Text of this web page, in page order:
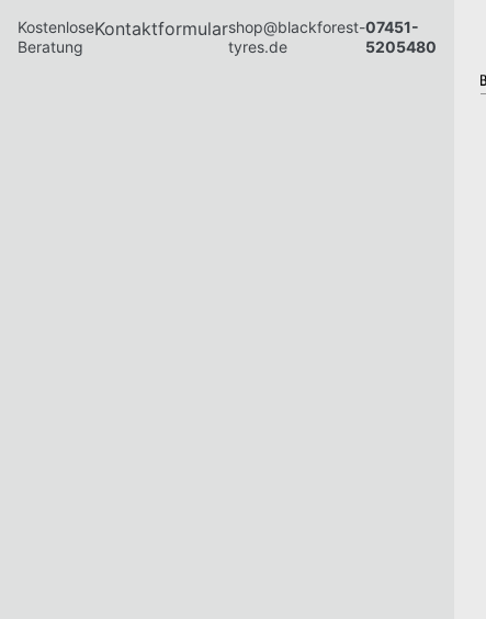
Kostenlose
Beratung
Kontaktformularshop@blackforest-
tyres.de
07451-
5205480